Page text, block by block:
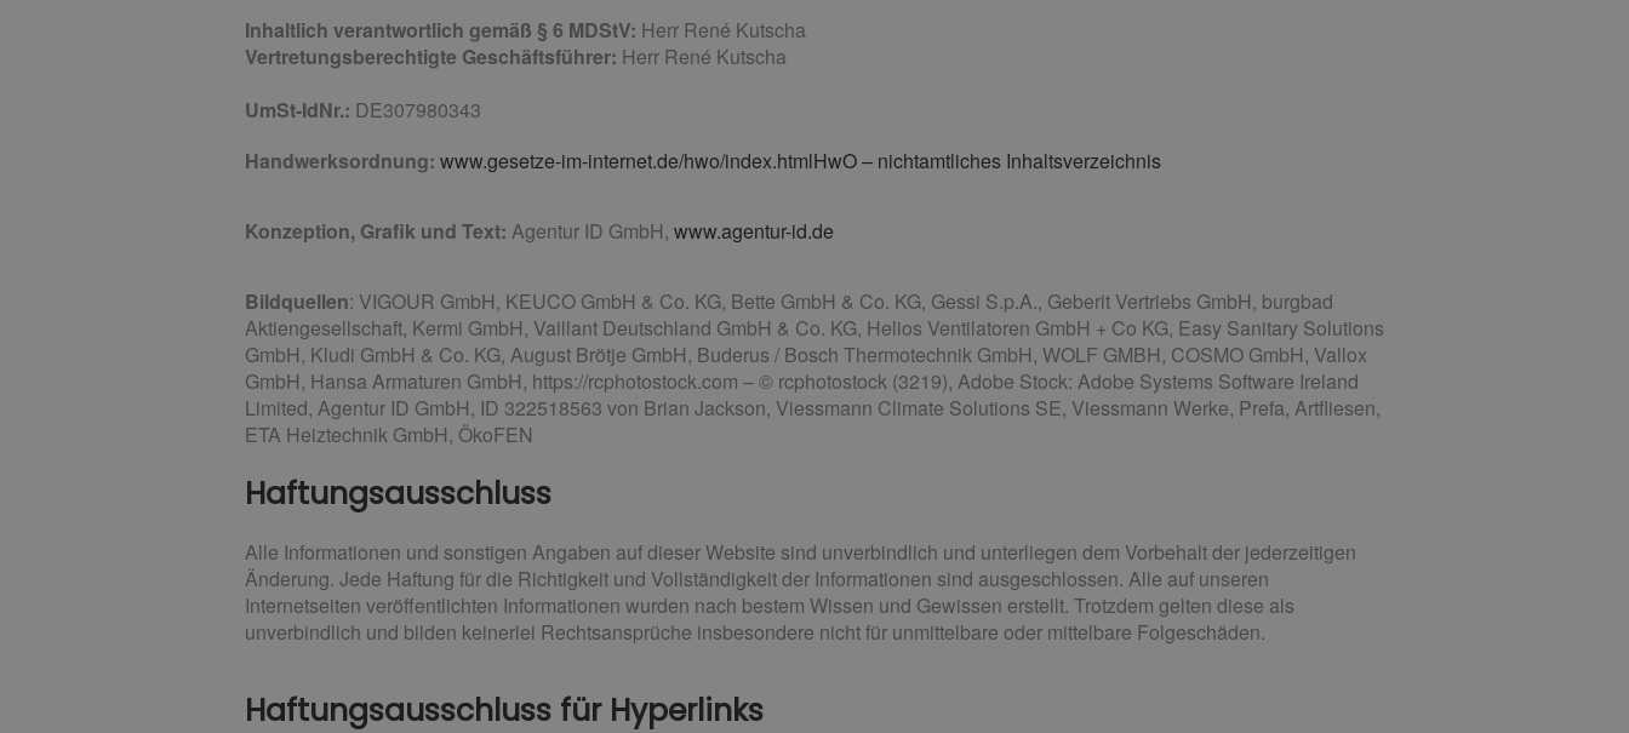
Inhaltlich verantwortlich gemäß § 6 MDStV: Herr René Kutscha
Vertretungsberechtigte Geschäftsführer: Herr René Kutscha
UmSt-IdNr.: DE307980343
Handwerksordnung: www.gesetze-im-internet.de/hwo/index.htmlHwO – nichtamtliches Inhaltsverzeichnis
Konzeption, Grafik und Text: Agentur ID GmbH, www.agentur-id.de
Bildquellen: VIGOUR GmbH, KEUCO GmbH & Co. KG, Bette GmbH & Co. KG, Gessi S.p.A., Geberit Vertriebs GmbH, burgbad
Aktiengesellschaft, Kermi GmbH, Vaillant Deutschland GmbH & Co. KG, Helios Ventilatoren GmbH + Co KG, Easy Sanitary Solutions
GmbH, Kludi GmbH & Co. KG, August Brötje GmbH, Buderus / Bosch Thermotechnik GmbH, WOLF GMBH, COSMO GmbH, Vallox
GmbH, Hansa Armaturen GmbH, https://rcphotostock.com – © rcphotostock (3219), Adobe Stock: Adobe Systems Software Ireland
Limited, Agentur ID GmbH, ID 322518563 von Brian Jackson, Viessmann Climate Solutions SE, Viessmann Werke, Prefa, Artfliesen,
ETA Heiztechnik GmbH, ÖkoFEN
Haftungsausschluss
Alle Informationen und sonstigen Angaben auf dieser Website sind unverbindlich und unterliegen dem Vorbehalt der jederzeitigen
Änderung. Jede Haftung für die Richtigkeit und Vollständigkeit der Informationen sind ausgeschlossen. Alle auf unseren
Internetseiten veröffentlichten Informationen wurden nach bestem Wissen und Gewissen erstellt. Trotzdem gelten diese als
unverbindlich und bilden keinerlei Rechtsansprüche insbesondere nicht für unmittelbare oder mittelbare Folgeschäden.
Haftungsausschluss für Hyperlinks